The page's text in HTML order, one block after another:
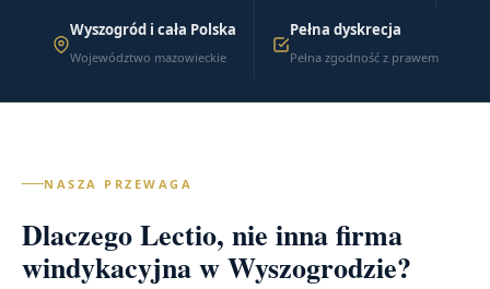
Wyszogród i cała Polska
Województwo mazowieckie
Pełna dyskrecja
Pełna zgodność z prawem
NASZA PRZEWAGA
Dlaczego Lectio, nie inna firma
windykacyjna w Wyszogrodzie?